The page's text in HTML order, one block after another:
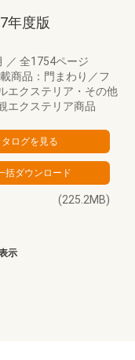
年度版
／ 全1754ページ
商品：門まわり／フ
エクステリア・その他
エクステリア商品
(225.2MB)
示